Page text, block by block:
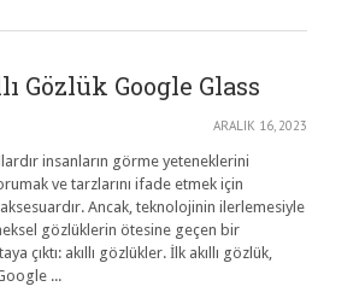
Gözlük Google Glass
ARALIK 16, 2023
insanların görme yeteneklerini
ve tarzlarını ifade etmek için
Ancak, teknolojinin ilerlemesiyle
gözlüklerin ötesine geçen bir
çıktı: akıllı gözlükler. İlk akıllı gözlük,
...